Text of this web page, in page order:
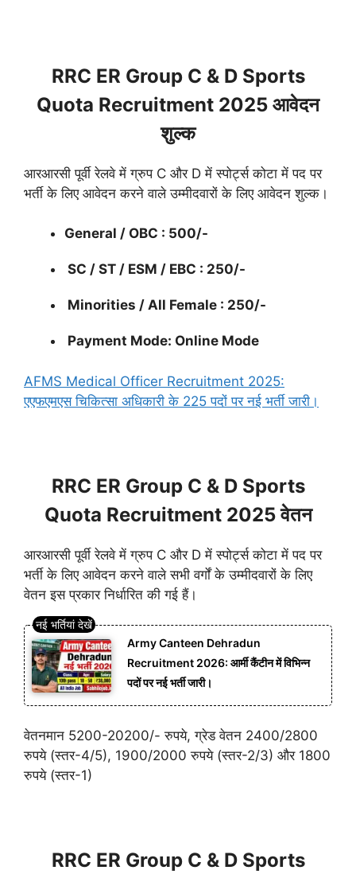
RRC ER Group C & D Sports
Quota Recruitment 2025 आवेदन
शुल्क
आरआरसी पूर्वी रेलवे में ग्रुप C और D में स्पोर्ट्स कोटा में पद पर
भर्ती के लिए आवेदन करने वाले उम्मीदवारों के लिए आवेदन शुल्क।
General / OBC : 500/-
SC / ST / ESM / EBC : 250/-
Minorities / All Female : 250/-
Payment Mode: Online Mode
AFMS Medical Officer Recruitment 2025:
एएफएमएस चिकित्सा अधिकारी के 225 पदों पर नई भर्ती जारी।
RRC ER Group C & D Sports
Quota Recruitment 2025 वेतन
आरआरसी पूर्वी रेलवे में ग्रुप C और D में स्पोर्ट्स कोटा में पद पर
भर्ती के लिए आवेदन करने वाले सभी वर्गों के उम्मीदवारों के लिए
वेतन इस प्रकार निर्धारित की गई हैं।
Army Canteen Dehradun
Recruitment 2026: आर्मी कैंटीन में विभिन्न
पदों पर नई भर्ती जारी।
वेतनमान 5200-20200/- रुपये, ग्रेड वेतन 2400/2800
रुपये (स्तर-4/5), 1900/2000 रुपये (स्तर-2/3) और 1800
रुपये (स्तर-1)
RRC ER Group C & D Sports